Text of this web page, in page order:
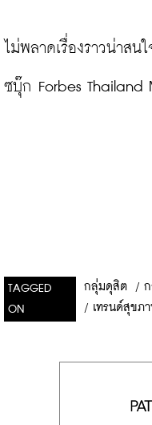
ไม่พลาดเรื่องราวน่าสน
ซบุ๊ก Forbes Thailand
TAGGED
ON
กลุ่มดุสิต /
/ เทรนด์สุขภ